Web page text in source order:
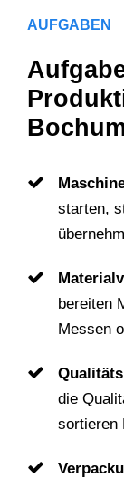
AUFGABEN
starten,
bereiten
Messen
die
sortieren